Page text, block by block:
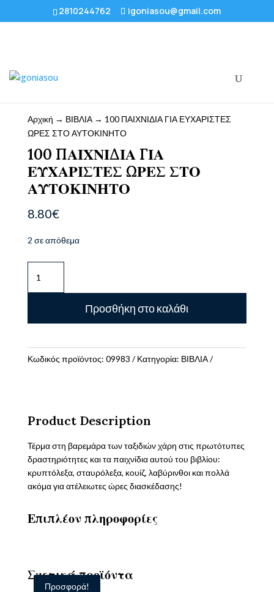
2810244762 igoniasou@gmail.com
Αρχική → ΒΙΒΛΙΑ→ 100 ΠΑΙΧΝΙΔΙΑ ΓΙΑ ΕΥΧΑΡΙΣΤΕΣ
ΩΡΕΣ ΣΤΟ ΑΥΤΟΚΙΝΗΤΟ
100 ΠΑΙΧΝΙΔΙΑ ΓΙΑ
ΕΥΧΑΡΙΣΤΕΣ ΩΡΕΣ ΣΤΟ
ΑΥΤΟΚΙΝΗΤΟ
8.80€
2 σε απόθεμα
ΠΑΙΧΝΙΔΙΑ
ΓΙΑ
ΕΥΧΑΡΙΣΤΕΣ
ΩΡΕΣ
ποσότητα
Προσθήκη στο καλάθι
Κωδικός προϊόντος: 09983 Κατηγορία: ΒΙΒΛΙΑ
Product Description
Τέρμα στη βαρεμάρα των ταξιδιών χάρη στις πρωτότυπες
δραστηριότητες και τα παιχνίδια αυτού του βιβλίου:
κρυπτόλεξα, σταυρόλεξα, κουίζ, λαβύρινθοι και πολλά
ακόμα για ατέλειωτες ώρες διασκέδασης!
Επιπλέον πληροφορίες
Σχετικά προϊόντα
Προσφορά!
Προσφορά!